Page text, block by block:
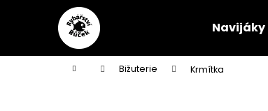
Navijáky
Domů Bižuterie Krmítka
Zpět
do
Zpět
do